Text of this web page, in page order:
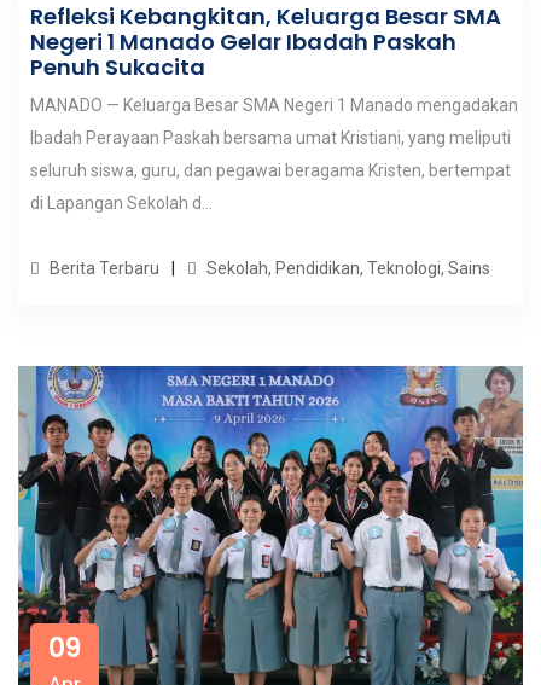
Refleksi Kebangkitan, Keluarga Besar SMA
Negeri 1 Manado Gelar Ibadah Paskah
Penuh Sukacita
MANADO — Keluarga Besar SMA Negeri 1 Manado mengadakan
Ibadah Perayaan Paskah bersama umat Kristiani, yang meliputi
seluruh siswa, guru, dan pegawai beragama Kristen, bertempat
di Lapangan Sekolah d...
Berita Terbaru Sekolah, Pendidikan, Teknologi, Sains
09